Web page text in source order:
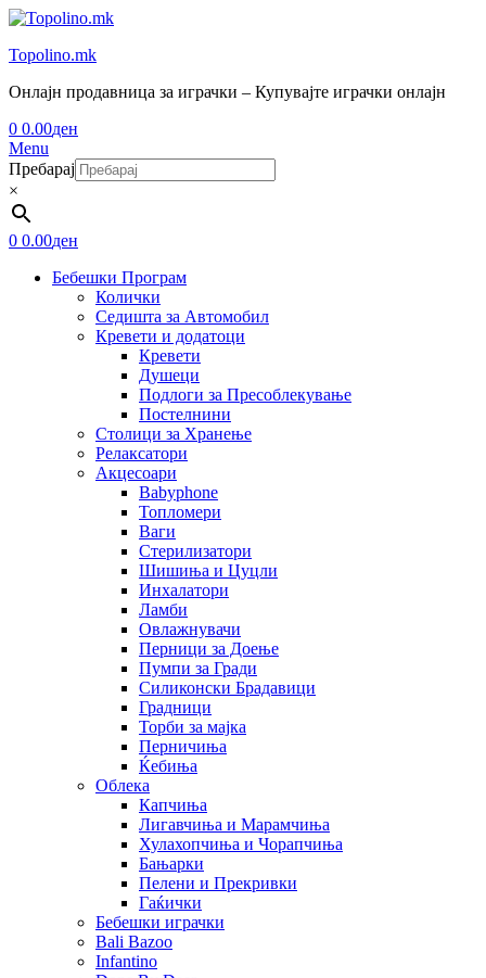
Topolino.mk
Онлајн продавница за играчки – Купувајте играчки онлајн
0 0.00ден
Menu
Пребарај
×
0 0.00ден
Бебешки Програм
Колички
Седишта за Автомобил
Кревети и додатоци
Кревети
Душеци
Подлоги за Пресоблекување
Постелнини
Столици за Хранење
Релаксатори
Акцесоари
Babyphone
Топломери
Ваги
Стерилизатори
Шишиња и Цуцли
Инхалатори
Ламби
Овлажнувачи
Перници за Доење
Пумпи за Гради
Силиконски Брадавици
Градници
Торби за мајка
Перничиња
Ќебиња
Облека
Капчиња
Лигавчиња и Марамчиња
Хулахопчиња и Чорапчиња
Бањарки
Пелени и Прекривки
Гаќички
Бебешки играчки
Bali Bazoo
Infantino